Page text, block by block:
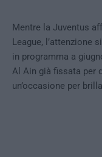
Mentre la Juventus
League, l’attenzione
in programma a
Al Ain già fissata per
un’occasione per